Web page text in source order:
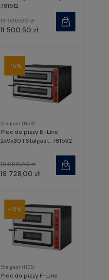
781512
11 500,50 zł
13 530,00 zł
Stalgast (HES)
Piec do pizzy E-Line
2x9x30 | Stalgast, 781532
16 728,00 zł
19 680,00 zł
-15%
Stalgast (HES)
Piec do pizzy F-Line
-15%